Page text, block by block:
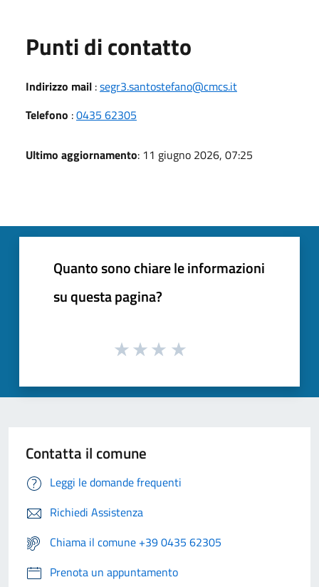
Punti di contatto
Indirizzo mail :segr3.santostefano@cmcs.it
Telefono :0435 62305
Ultimo aggiornamento: 11 giugno 2026, 07:25
Quanto sono chiare le informazioni
su questa pagina?
Contatta il comune
Leggi le domande frequenti
Richiedi Assistenza
Chiama il comune +39 0435 62305
Prenota un appuntamento